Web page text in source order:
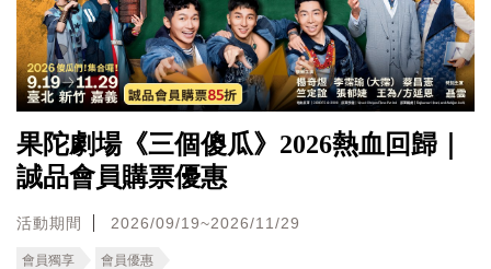
果陀劇場《三個傻瓜》2026熱血回歸｜
誠品會員購票優惠
活動期間 2026/09/19~2026/11/29
會員獨享 會員優惠